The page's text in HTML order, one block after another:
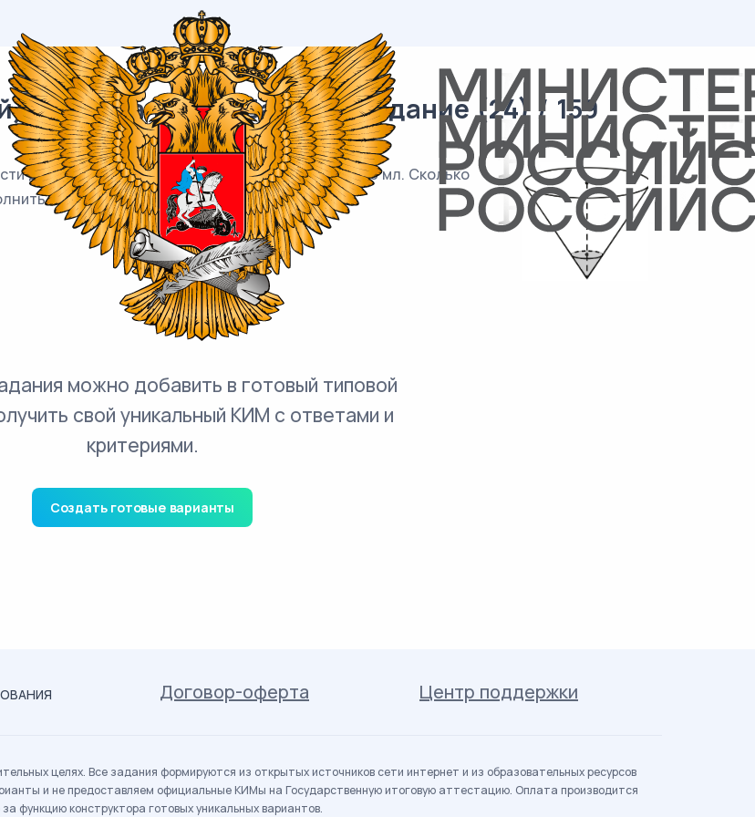
материал ЕГЭ / База / 11 задание (24) / 159
достигает 1/3 высоты. Объём жидкости равен 10 мл. Сколько
сосуд доверху?
можно добавить в готовый типовой
свой уникальный КИМ с ответами и
критериями.
Создать готовые варианты
Договор-оферта Центр поддержки
целях. Все задания формируются из открытых источников сети интернет и из образовательных ресурсов
и не предоставляем официальные КИМы на Государственную итоговую аттестацию. Оплата производится
за функцию конструктора готовых уникальных вариантов.